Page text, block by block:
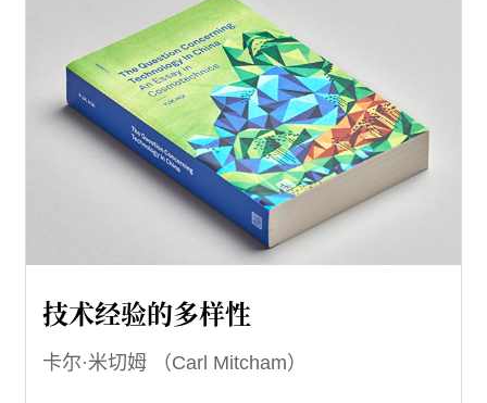
技术经验的多样性
卡尔·米切姆 （Carl Mitcham）